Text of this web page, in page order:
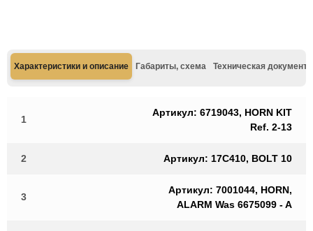
Характеристики и описание Габариты, схема Техническая
1
Артикул: 6719043, HORN KIT
Ref. 2-13
2 Артикул: 17C410, BOLT 10
3
Артикул: 7001044, HORN,
ALARM Was 6675099 - A